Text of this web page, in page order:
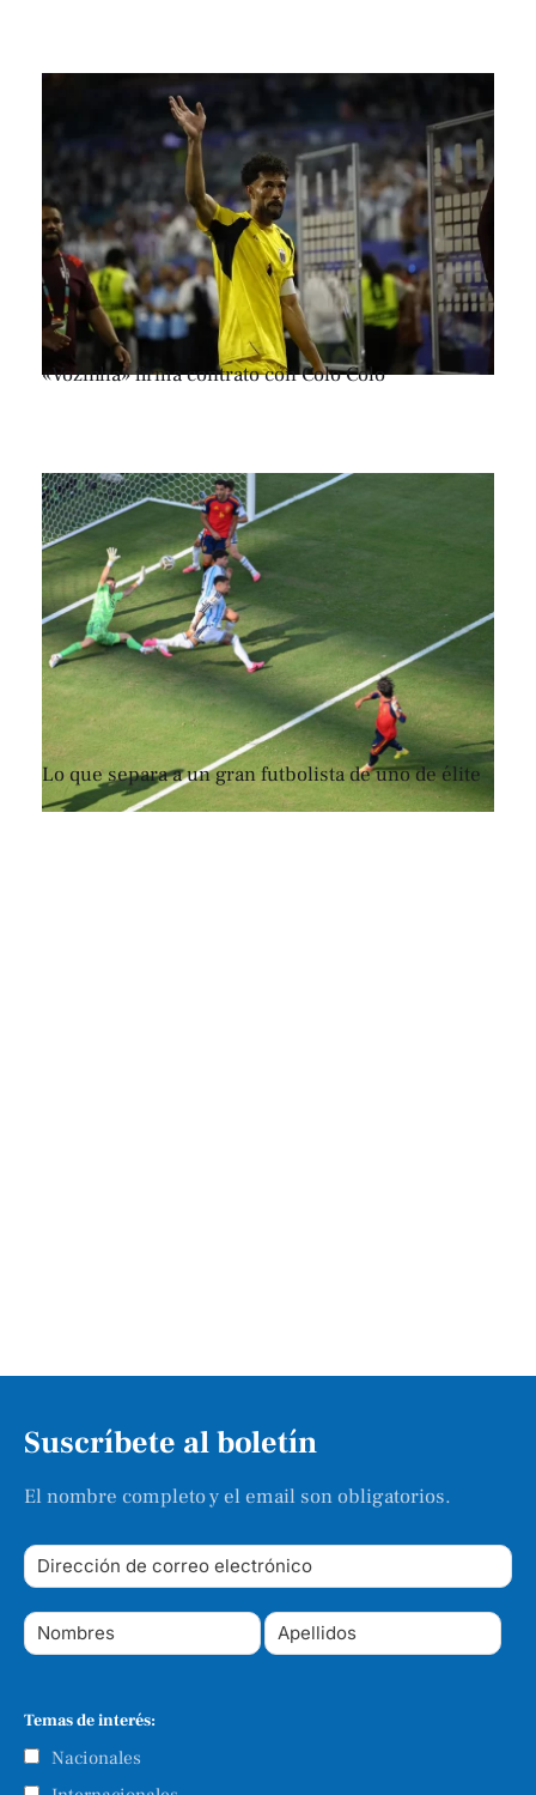
«Vozinha» firma contrato con Colo Colo
Lo que separa a un gran futbolista de uno de élite
Suscríbete al boletín
El nombre completo y el email son obligatorios.
Temas de interés:
Nacionales